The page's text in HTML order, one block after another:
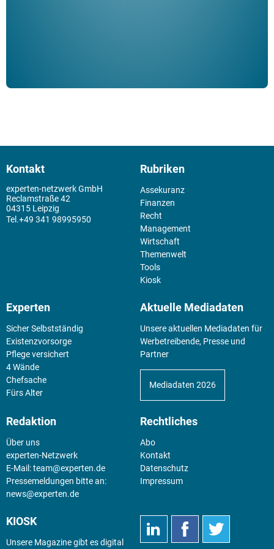
Kontakt
experten-netzwerk GmbH
Reclamstraße 42
04315 Leipzig
+49 341 98995950
Rubriken
Assekuranz
Finanzen
Recht
Management
Wirtschaft
Themenwelt
Tools
Kiosk
Experten
Sicher Selbstständig
Existenz­vorsorge
Pflege versichert
4 Wände
Chefsache
Fürs Alter
Aktuelle Mediadaten
Unsere aktuellen Mediadaten für
Werbetreibende, Presse und
Partner
Mediadaten 2026
Redaktion
Über uns
experten-Netzwerk
E-Mail:team@experten.de
Pressemeldungen bitte an:
news@experten.de
Rechtliches
Abo
Kontakt
Datenschutz
Impressum
KIOSK
Unsere Magazine gibt es digital